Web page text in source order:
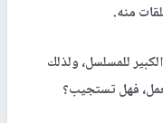
الكبير للمسلسل، ولذلك
فهل تستجيب؟